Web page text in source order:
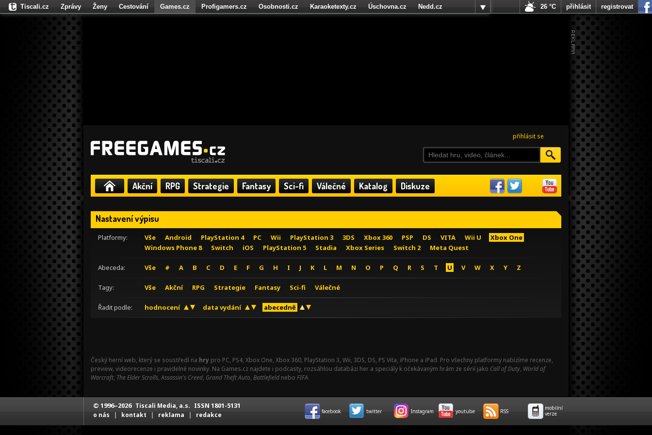
přihlásit se
Akční RPG Strategie Fantasy Sci-fi Válečné Katalog Diskuze
Nastavení výpisu
Platformy: Vše Android PlayStation 4 PC Wii PlayStation 3 3DS Xbox 360 PSP DS VITA Wii U
Xbox One
Windows Phone 8
Switch iOS PlayStation 5 Stadia Xbox Series Switch 2 Meta Quest
Abeceda: Vše # A B C D E F G H I J K L M N O P Q R S T U V W X Y Z
Tagy: Vše Akční RPG Strategie Fantasy Sci-fi Válečné
Řadit podle: hodnocení data vydání abecedně
Český herní web, který se soustředí na hry pro PC, PS4, Xbox One, Xbox 360, PlayStation 3, Wii, 3DS, DS, PS Vita, iPhone a iPad. Pro všechny platformy nabízíme recenze,
preview, videorecenze i pravidelné novinky. Na Games.cz najdete i podcasty, rozsáhlou databázi her a speciály k očekávaným hrám ze sérií jako Call of Duty, World of
Warcraft, The Elder Scrolls,Assassin's Creed, Grand Theft Auto, Battlefield nebo FIFA.
Tiscali.cz Zprávy Ženy Cestování Games.cz Profigamers.cz Osobnosti.cz Karaoketexty.cz Úschovna.cz
Nedd.cz
Fights.cz
26 °C přihlásit registrovat
© 1996–2026 Tiscali Media, a.s. ISSN 1801-5131
o nás | kontakt | reklama | redakce facebook twitter Instagram youtube RSS
mobilní
verze